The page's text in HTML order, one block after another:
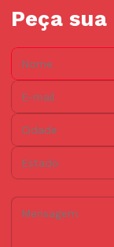
Peça
Nome:
E-mail:
Cidade:
Estado: